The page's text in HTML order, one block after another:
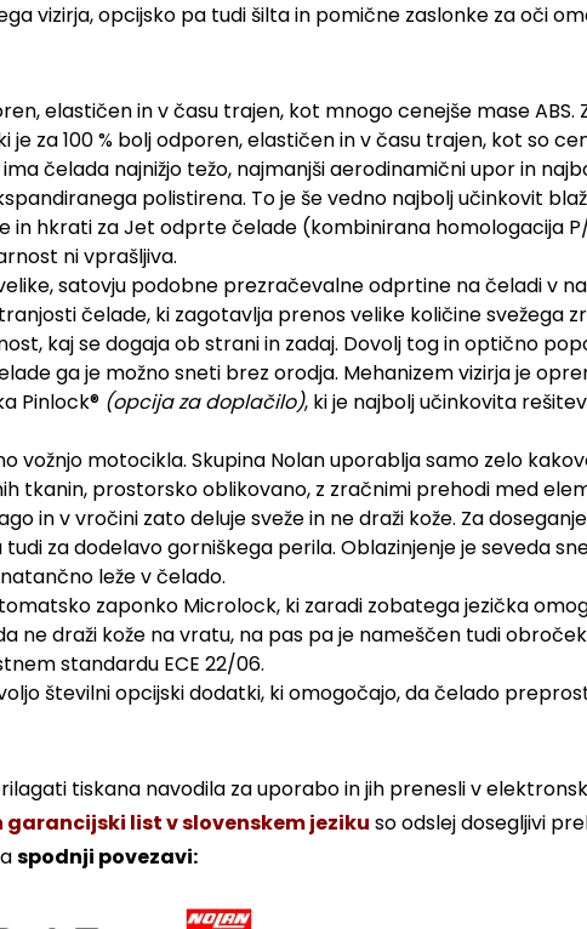
vizirja, opcijsko pa tudi šilta in pomične zaslonke za oči
elastičen in v času trajen, kot mnogo cenejše mase ABS.
je za 100 % bolj odporen, elastičen in v času trajen, kot so
čelada najnižjo težo, najmanjši aerodinamični upor in
polistirena. To je še vedno najbolj učinkovit
hkrati za Jet odprte čelade (kombinirana homologacija
ni vprašljiva.
satovju podobne prezračevalne odprtine na čeladi v
čelade, ki zagotavlja prenos velike količine svežega
kaj se dogaja ob strani in zadaj. Dovolj tog in optično
ga je možno sneti brez orodja. Mehanizem vizirja je
Pinlock® (opcija za doplačilo), ki je najbolj učinkovita
vožnjo motocikla. Skupina Nolan uporablja samo zelo
tkanin, prostorsko oblikovano, z zračnimi prehodi med
in v vročini zato deluje sveže in ne draži kože. Za
za dodelavo gorniškega perila. Oblazinjenje je seveda
leže v čelado.
zaponko Microlock, ki zaradi zobatega jezička
ne draži kože na vratu, na pas pa je nameščen tudi
standardu ECE 22/06.
številni opcijski dodatki, ki omogočajo, da čelado
tiskana navodila za uporabo in jih prenesli v
list v slovenskem jeziku so odslej dosegljivi
spodnji povezavi: